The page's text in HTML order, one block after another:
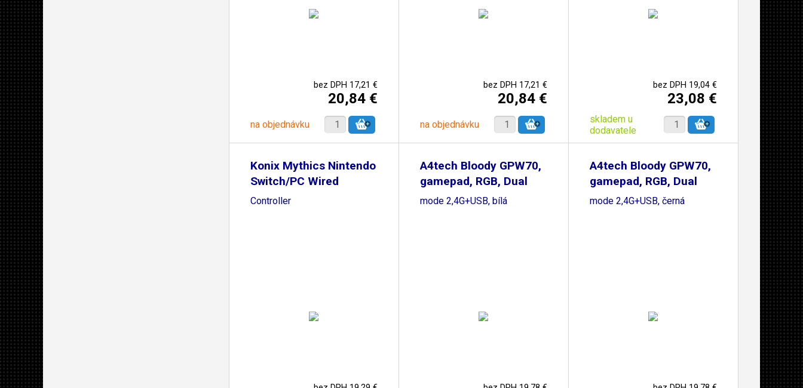
bez DPH 17,21 €
20,84 €
na objednávku
bez DPH 17,21 €
20,84 €
na objednávku
bez DPH 19,04 €
23,08 €
skladem u
dodavatele
Konix Mythics Nintendo
Switch/PC Wired
Controller
A4tech Bloody GPW70,
gamepad, RGB, Dual
mode 2,4G+USB, bílá
A4tech Bloody GPW70,
gamepad, RGB, Dual
mode 2,4G+USB, černá